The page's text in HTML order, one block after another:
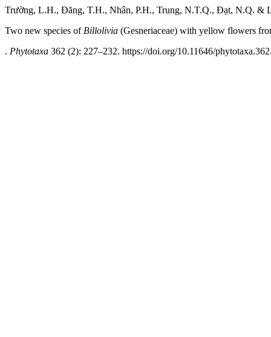
Trường, L.H., Đăng, T.H., Nhân, P.H., Trung, N.T.Q., Đạt, N.Q. &
Two new species ofBillolivia (Gesneriaceae) with yellow flowers
. Phytotaxa 362 (2): 227–232. https://doi.org/10.11646/